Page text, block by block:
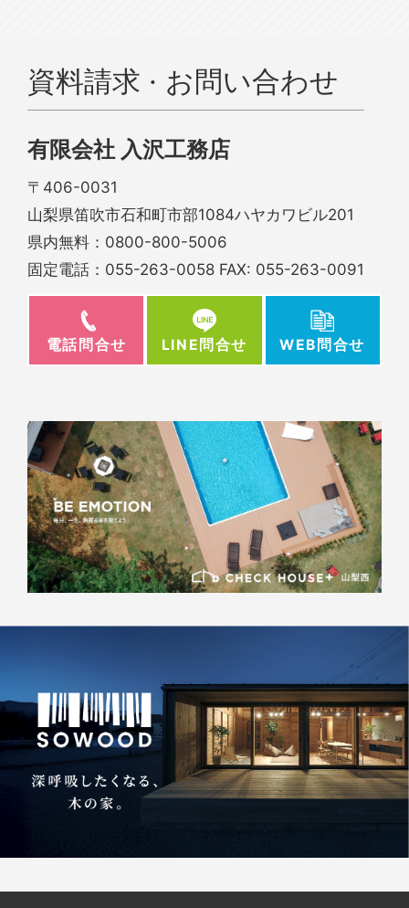
資料請求 · お問い合わせ
有限会社 入沢工務店
〒406-0031
山梨県笛吹市石和町市部1084ハヤカワビル201
県内無料： 0800-800-5006
固定電話： 055-263-0058 FAX: 055-263-0091
電話問合せ LINE問合せ WEB問合せ